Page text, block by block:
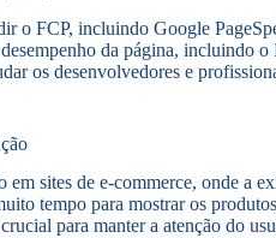
o FCP, incluindo Google
da página, incluindo o
os desenvolvedores e
sites de e-commerce, onde a
tempo para mostrar os
para manter a atenção do